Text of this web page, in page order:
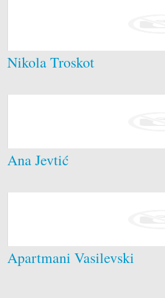
Nikola Troskot
Ana Jevtić
Apartmani Vasilevski